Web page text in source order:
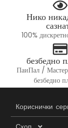
приватну
Сладак,
анални
Додајте додир
аналним
одважне
који воле
опција ужива у
Нико
100%
безбедно
ПаиПал /
безбедно
Кориснички